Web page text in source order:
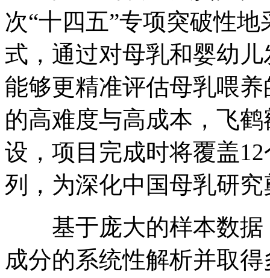
次“十四五”专项突破性
式，通过对母乳和婴幼
能够更精准评估母乳喂
的高难度与高成本，飞
设，项目完成时将覆盖
列，为深化中国母乳研
基于庞大的样本数据
成分的系统性解析并取